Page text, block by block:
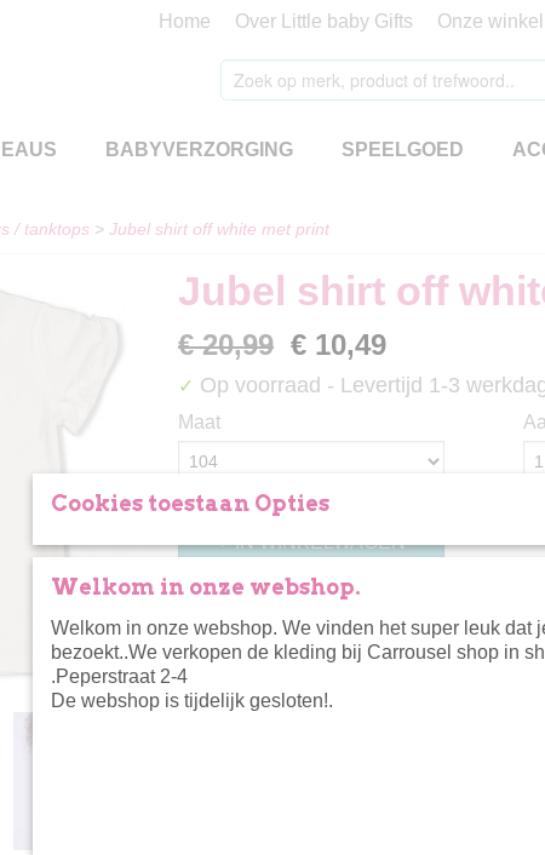
Home Over Little baby Gifts Onze winkel
BABYVERZORGING SPEELGOED
/ tanktops > Jubel shirt off white met print
Jubel shirt off
€ 20,99 € 10,49
✓ Op voorraad - Levertijd 1-3
Maat
IN WINKELWAGEN
Specificaties
Productcode
Omschrijving
Cookies toestaan Opties
Welkom in onze webshop.
Welkom in onze webshop. We vinden het super leuk dat
bezoekt..We verkopen de kleding bij Carrousel shop in
.Peperstraat 2-4
De webshop is tijdelijk gesloten!.